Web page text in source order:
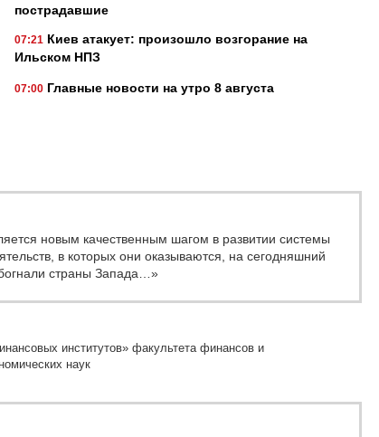
пострадавшие
07:21 Киев атакует: произошло возгорание на
Ильском НПЗ
07:00 Главные новости на утро 8 августа
новым качественным шагом в развитии системы
в которых они оказываются, на сегодняшний
страны Запада…»
институтов» факультета финансов и
наук